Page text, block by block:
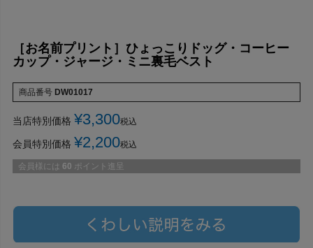
［お名前プリント］ひょっこりドッグ・コーヒー
カップ・ジャージ・ミニ裏毛ベスト
商品番号 DW01017
当店特別価格 ¥3,300税込
会員特別価格 ¥2,200税込
会員様には 60 ポイント進呈